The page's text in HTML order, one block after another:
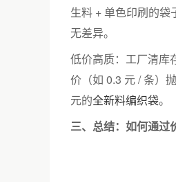
生料 + 单色印刷的袋
无差异。
低价高质：工厂清库
价（如 0.3 元 / 条）
元的全新料编织袋。
三、总结：如何通过